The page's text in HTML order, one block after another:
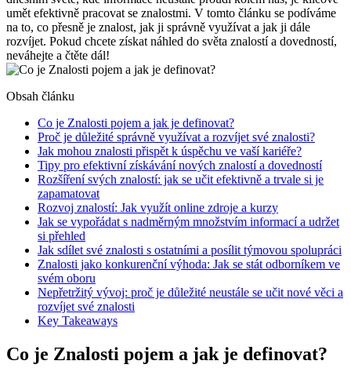
umět efektivně pracovat se znalostmi. V tomto článku se podíváme
na to, co přesně je znalost, jak ji správně využívat a jak ji dále
rozvíjet. Pokud chcete získat náhled do světa znalostí a dovedností,
neváhejte a čtěte dál!
Obsah článku
Co je Znalosti pojem a jak je definovat?
Proč je důležité správně využívat a rozvíjet své znalosti?
Jak mohou znalosti přispět k úspěchu ve vaší kariéře?
Tipy pro efektivní získávání nových znalostí a dovedností
Rozšíření svých znalostí: jak se učit efektivně a trvale si je
zapamatovat
Rozvoj znalostí: Jak využít online zdroje a kurzy
Jak se vypořádat s nadměrným množstvím informací a udržet
si přehled
Jak sdílet své znalosti s ostatními a posílit týmovou spolupráci
Znalosti jako konkurenční výhoda: Jak se stát odborníkem ve
svém oboru
Nepřetržitý vývoj: proč je důležité neustále se učit nové věci a
rozvíjet své znalosti
Key Takeaways
Co je Znalosti pojem a jak je definovat?